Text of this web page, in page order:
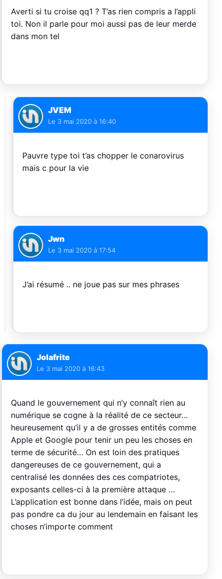
Averti si tu croise qq1 ? T’as rien compris a l’appli
toi. Non il parle pour moi aussi pas de leur merde
dans mon tel
JVEM
Le 3 mai 2020 à 16:40
Pauvre type toi t’as chopper le conarovirus
mais c pour la vie
Jwn
Le 3 mai 2020 à 17:54
J’ai résumé .. ne joue pas sur mes phrases
Jolafrite
Le 3 mai 2020 à 16:43
Quand le gouvernement qui n’y connaît rien au
numérique se cogne à la réalité de ce secteur…
heureusement qu’il y a de grosses entités comme
Apple et Google pour tenir un peu les choses en
terme de sécurité… On est loin des pratiques
dangereuses de ce gouvernement, qui a
centralisé les données des ces compatriotes,
exposants celles-ci à la première attaque …
L’application est bonne dans l’idée, mais on peut
pas pondre ca du jour au lendemain en faisant les
choses n’importe comment